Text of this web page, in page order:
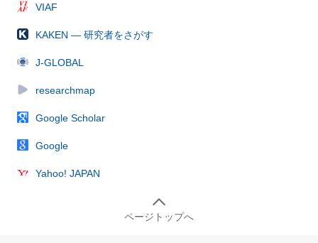
VIAF
KAKEN — 研究者をさがす
J-GLOBAL
researchmap
Google Scholar
Google
Yahoo! JAPAN
ページトップへ